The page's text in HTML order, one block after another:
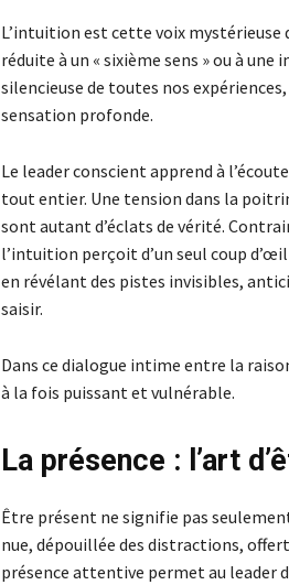
L’intuition est cette voix mystérieuse
réduite à un « sixième sens » ou à
silencieuse de toutes nos
sensation profonde.
Le leader conscient apprend à
tout entier. Une tension dans la
sont autant d’éclats de vérité.
l’intuition perçoit d’un seul coup
en révélant des pistes invisibles,
saisir.
Dans ce dialogue intime entre la
à la fois puissant et vulnérable.
La présence : l’art
Être présent ne signifie pas
nue, dépouillée des distractions,
présence attentive permet au leader